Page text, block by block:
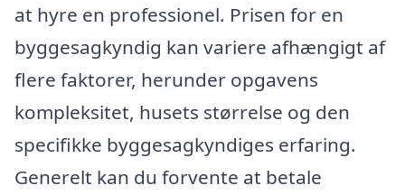
at hyre en professionel. Prisen for en
byggesagkyndig kan variere afhængigt af
flere faktorer, herunder opgavens
kompleksitet, husets størrelse og den
specifikke byggesagkyndiges erfaring.
Generelt kan du forvente at betale